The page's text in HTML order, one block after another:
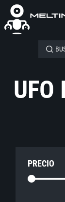
UFO
PRECIO